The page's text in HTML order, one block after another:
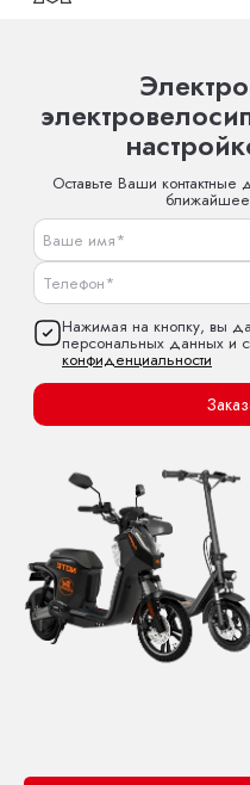
Оставьте Ваши
Нажимая на кнопку, вы
персональных данных и
конфиденциальности